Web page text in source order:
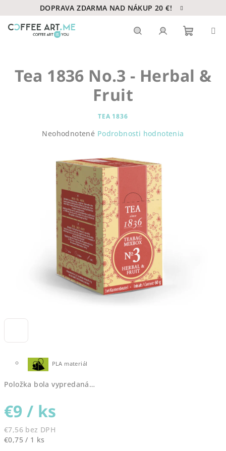
na
obsah
DOPRAVA ZDARMA NAD NÁKUP 20 €!
košík
PLA materiál
Položka bola vypredaná…
€9/ ks
€7,56 bez DPH
Jednotková
€0,75 / 1 ks
Tea 1836 No.3 - Herbal &
Fruit
TEA 1836
Priemerné
hviezdičiek.
Neohodnotené Podrobnosti hodnotenia